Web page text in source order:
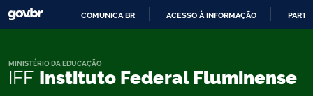
CONTEÚDO
COMUNICA BR ACESSO À INFORMAÇÃO
IFF Instituto Federal Fluminense
MINISTÉRIO DA EDUCAÇÃO